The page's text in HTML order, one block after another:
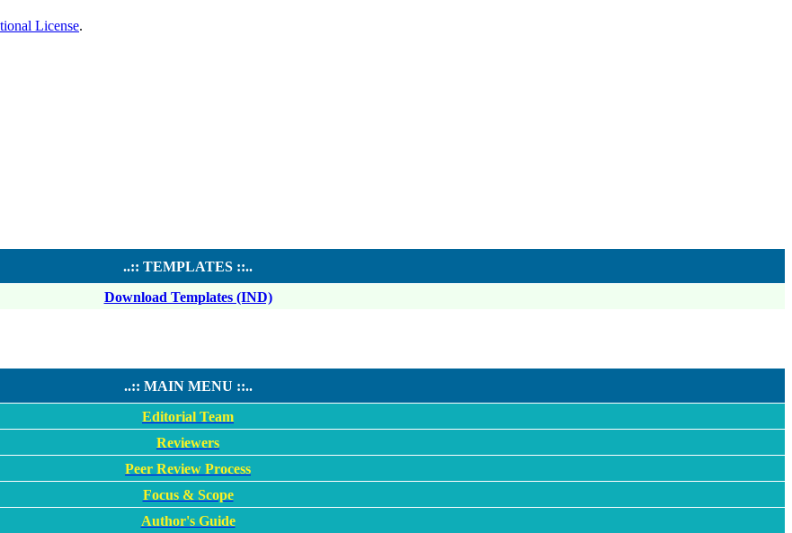
License.
..:: TEMPLATES ::..
Download Templates (IND)
..:: MAIN MENU ::..
Editorial Team
Reviewers
Peer Review Process
Focus & Scope
Author's Guide